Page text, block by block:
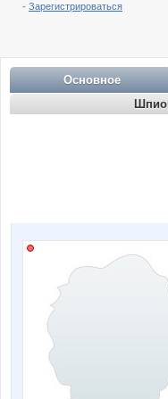
- Зарегистрироваться
Основное